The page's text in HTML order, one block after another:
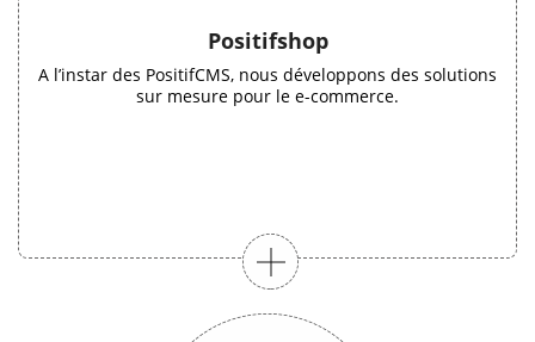
Positifshop
A l’instar des PositifCMS, nous développons des solutions
sur mesure pour le e-commerce.